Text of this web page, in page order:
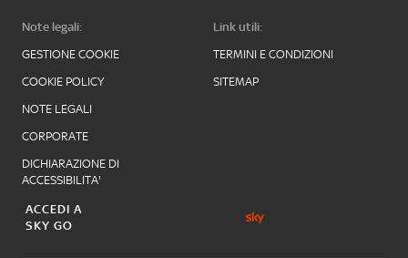
Note legali:
GESTIONE COOKIE
COOKIE POLICY
NOTE LEGALI
CORPORATE
DICHIARAZIONE DI
ACCESSIBILITA'
Link utili:
TERMINI E CONDIZIONI
SITEMAP
ACCEDI A
SKY GO